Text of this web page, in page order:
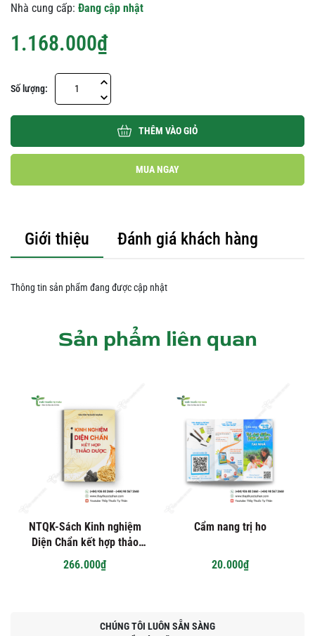
Nhà cung cấp: Đang cập nhật
1.168.000₫
Số lượng:
THÊM VÀO GIỎ
MUA NGAY
Giới thiệu Đánh giá khách hàng
Thông tin sản phẩm đang được cập nhật
Sản phẩm liên quan
NTQK-Sách Kinh nghiệm
Diện Chẩn kết hợp thảo
dược
266.000₫
Cẩm nang trị ho
20.000₫
CHÚNG TÔI LUÔN SẴN SÀNG